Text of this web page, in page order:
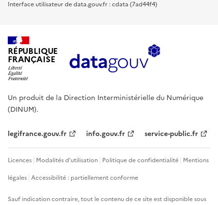
Interface utilisateur de data.gouv.fr : cdata (7ad44f4)
RÉPUBLIQUE
FRANÇAISE
Un produit de la Direction Interministérielle du Numérique
(DINUM).
legifrance.gouv.fr info.gouv.fr service-public.fr
Licences Modalités d'utilisation Politique de confidentialité Mentions
légales Accessibilité : partiellement conforme
Sauf indication contraire, tout le contenu de ce site est disponible sous